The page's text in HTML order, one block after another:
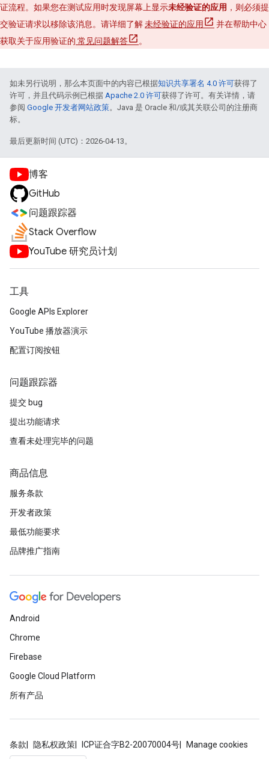
证流程。如果您在测试应用时发现屏幕上显示未经验证的应用 ，则必须提
交验证请求以移除该消息。请详细了解未经验证的应用
并在帮助中心
获取关于应用验证的 常见问题解答 。
如未另行说明，那么本页面中的内容已根据知识共享署名 4.0 许可获得了
许可，并且代码示例已根据 Apache 2.0 许可获得了许可。有关详情，请
参阅 Google 开发者网站政策。Java 是 Oracle 和/或其关联公司的注册商
标。
最后更新时间 (UTC)：2026-04-13。
博客
GitHub
问题跟踪器
Stack Overflow
YouTube 研究员计划
工具
Google APIs Explorer
YouTube 播放器演示
配置订阅按钮
问题跟踪器
提交 bug
提出功能请求
查看未处理完毕的问题
商品信息
服务条款
开发者政策
最低功能要求
品牌推广指南
Android
Chrome
Firebase
Google Cloud Platform
所有产品
条款 隐私权政策 ICP证合字B2-20070004号 Manage cookies